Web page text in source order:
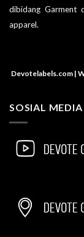
dibidang Garment
apparel.
Devotelabels.com |
SOSIAL MEDIA